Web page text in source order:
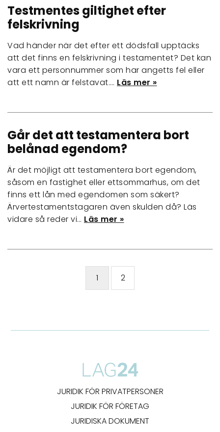
Testmentes giltighet efter
felskrivning
Vad händer när det efter ett dödsfall upptäcks
att det finns en felskrivning i testamentet? Det kan
vara ett personnummer som har angetts fel eller
att ett namn är felstavat.… Läs mer »
Går det att testamentera bort
belånad egendom?
Är det möjligt att testamentera bort egendom,
såsom en fastighet eller ettsommarhus, om det
finns ett lån med egendomen som säkert?
Ärvertestamentstagaren även skulden då? Läs
vidare så reder vi… Läs mer »
1 2
JURIDIK FÖR PRIVATPERSONER
JURIDIK FÖR FÖRETAG
JURIDISKA DOKUMENT